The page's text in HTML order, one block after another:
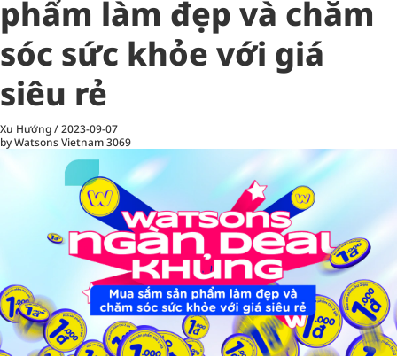
phẩm làm đẹp và chăm
sóc sức khỏe với giá
siêu rẻ
Xu Hướng/2023-09-07
by Watsons Vietnam3069